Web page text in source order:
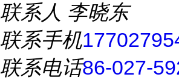
联系人 李晓东
联系手机
联系电话86-027-